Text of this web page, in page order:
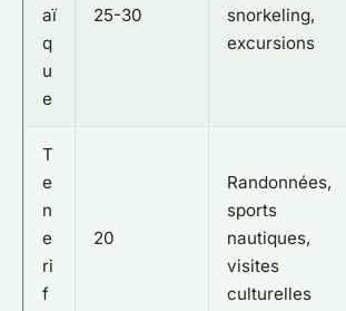
aï
q
u
e
25-30
snorkeling,
excursions
T
e
n
e
ri
f
20
Randonnées,
sports
nautiques,
visites
culturelles